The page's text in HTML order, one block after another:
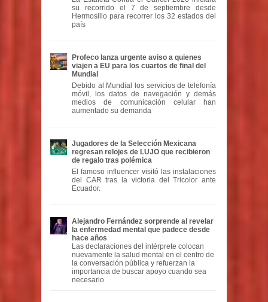
su recorrido el 7 de septiembre desde
Hermosillo para recorrer los 32 estados del
país
Profeco lanza urgente aviso a quienes
viajen a EU para los cuartos de final del
Mundial
Debido al Mundial los servicios de telefonía
móvil, los datos de navegación y demás
medios de comunicación celular han
aumentado su demanda
Jugadores de la Selección Mexicana
regresan relojes de LUJO que recibieron
de regalo tras polémica
El famoso influencer visitó las instalaciones
del CAR tras la victoria del Tricolor ante
Ecuador.
Alejandro Fernández sorprende al revelar
la enfermedad mental que padece desde
hace años
Las declaraciones del intérprete colocan
nuevamente la salud mental en el centro de
la conversación pública y refuerzan la
importancia de buscar apoyo cuando sea
necesario